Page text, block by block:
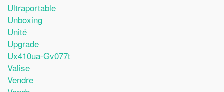
Ultraportable
Unboxing
Unité
Upgrade
Ux410ua-Gv077t
Valise
Vendre